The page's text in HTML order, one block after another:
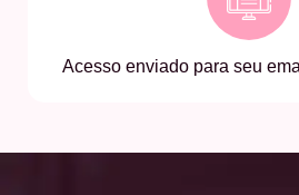
Acesso enviado para seu